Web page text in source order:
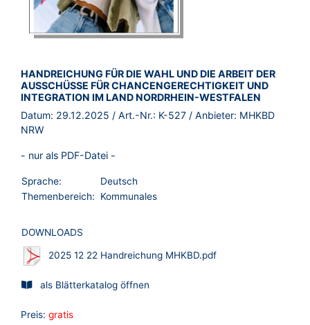
BROSCHÜRE:
HANDREICHUNG FÜR DIE WAHL UND DIE ARBEIT DER
AUSSCHÜSSE FÜR CHANCENGERECHTIGKEIT UND
INTEGRATION IM LAND NORDRHEIN-WESTFALEN
Datum: 29.12.2025 / Art.-Nr.: K-527 / Anbieter: MHKBD
NRW
- nur als PDF-Datei -
Sprache:
Deutsch
Themenbereich:
Kommunales
DOWNLOADS
2025 12 22 Handreichung MHKBD.pdf
als Blätterkatalog öffnen
Preis: gratis